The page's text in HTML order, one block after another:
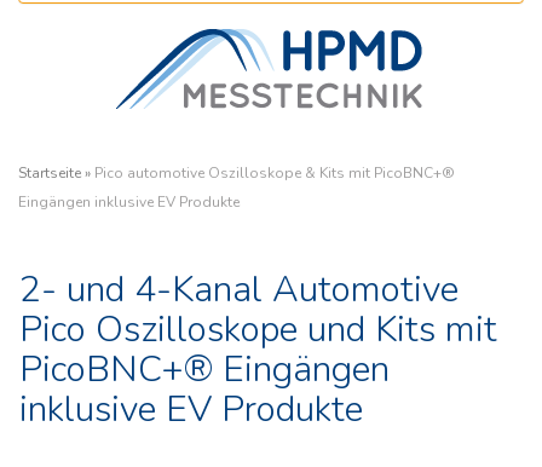
Startseite» Pico automotive Oszilloskope & Kits mit PicoBNC+®
Eingängen inklusive EV Produkte
2- und 4-Kanal Automotive
Pico Oszilloskope und Kits mit
PicoBNC+® Eingängen
inklusive EV Produkte